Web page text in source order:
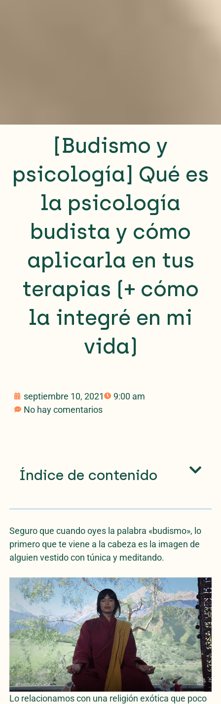
[Budismo y
psicología] Qué es
la psicología
budista y cómo
aplicarla en tus
terapias (+ cómo
la integré en mi
vida)
septiembre 10, 2021
9:00 am
No hay comentarios
Índice de contenido
Seguro que cuando oyes la palabra «budismo», lo
primero que te viene a la cabeza es la imagen de
alguien vestido con túnica y meditando.
Lo relacionamos con una religión exótica que poco